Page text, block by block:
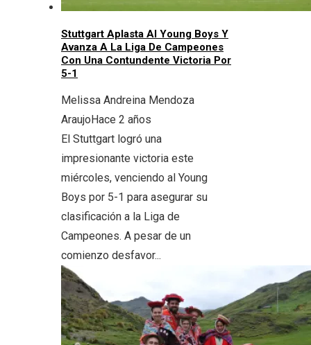
Stuttgart Aplasta Al Young Boys Y
Avanza A La Liga De Campeones
Con Una Contundente Victoria Por
5-1
Melissa Andreina Mendoza
AraujoHace 2 años
El Stuttgart logró una
impresionante victoria este
miércoles, venciendo al Young
Boys por 5-1 para asegurar su
clasificación a la Liga de
Campeones. A pesar de un
comienzo desfavor...